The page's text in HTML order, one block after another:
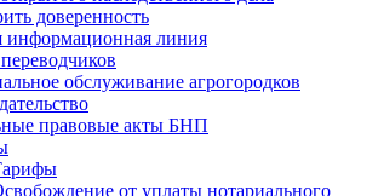
доверенность
информационная линия
обслуживание агрогородков
правовые акты БНП
от уплаты нотариального